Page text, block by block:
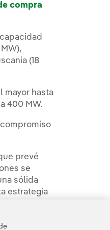
compra
(18
mayor hasta
400 MW.
prevé
se
sólida
estrategia